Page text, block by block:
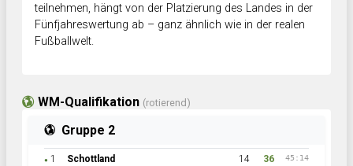
teilnehmen, hängt von der Platzierung des Landes in der
Fünfjahreswertung ab – ganz ähnlich wie in der realen
Fußballwelt.
WM-Qualifikation (rotierend)
Gruppe 2
● 1 Schottland 14 36 45:14